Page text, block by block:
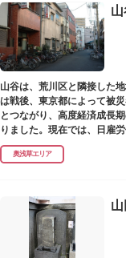
山谷は、荒川区と隣接した
は戦後、東京都によって被
とつながり、高度経済成長
りました。現在では、日雇
者に代わって、外国人の利用
奥浅草エリア